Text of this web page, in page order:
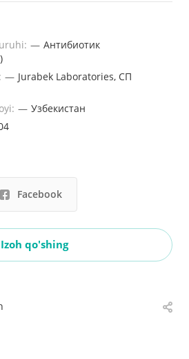
— Антибиотик
— Jurabek Laboratories, СП
— Узбекистан
Facebook
Izoh qo'shing